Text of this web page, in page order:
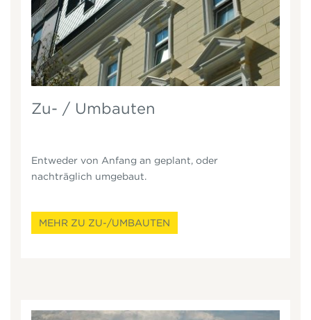
Zu- / Umbauten
Entweder von Anfang an geplant, oder
nachträglich umgebaut.
MEHR ZU ZU-/UMBAUTEN